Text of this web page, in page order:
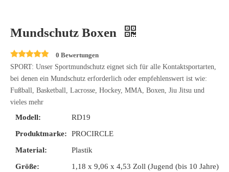
Mundschutz Boxen
0 Bewertungen
SPORT: Unser Sportmundschutz eignet sich für alle Kontaktsportarten,
bei denen ein Mundschutz erforderlich oder empfehlenswert ist wie:
Fußball, Basketball, Lacrosse, Hockey, MMA, Boxen, Jiu Jitsu und
vieles mehr
Modell:
RD19
Produktmarke:
PROCIRCLE
Material:
Plastik
Größe:
1,18 x 9,06 x 4,53 Zoll (Jugend (bis 10 Jahre)